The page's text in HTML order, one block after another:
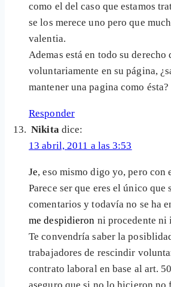
como el del caso que estamos
se los merece uno pero que
valentia.
Ademas está en todo su derecho
voluntariamente en su página,
mantener una pagina como ésta?
Responder
Nikita dice:
13 abril, 2011 a las 3:53
Je, eso mismo digo yo, pero con
Parece ser que eres el único que
comentarios y todavía no se ha
me despidieron ni procedente ni
Te convendría saber la
trabajadores de rescindir
contrato laboral en base al art.